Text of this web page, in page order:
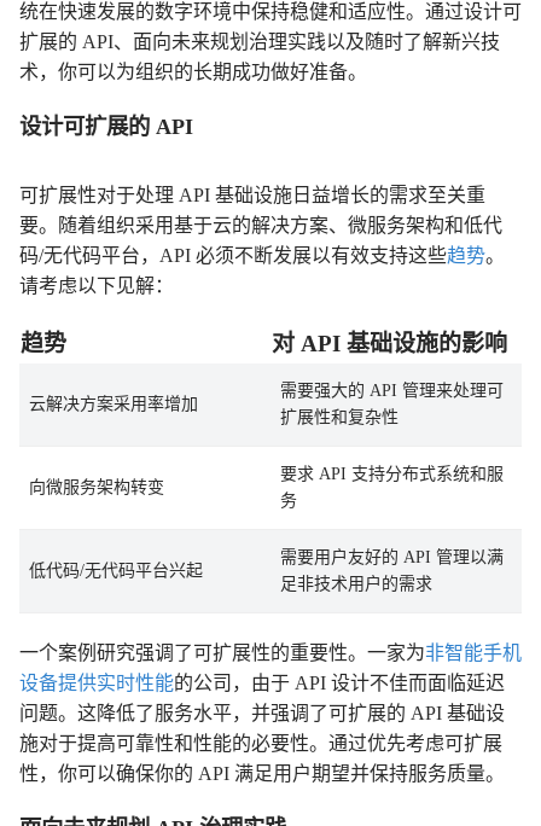
统在快速发展的数字环境中保持稳健和适应性。通过设计可
扩展的 API、面向未来规划治理实践以及随时了解新兴技
术，你可以为组织的长期成功做好准备。
设计可扩展的 API
可扩展性对于处理 API 基础设施日益增长的需求至关重
要。随着组织采用基于云的解决方案、微服务架构和低代
码/无代码平台，API 必须不断发展以有效支持这些趋势。
请考虑以下见解：
趋势 对 API 基础设施的影响
云解决方案采用率增加
需要强大的 API 管理来处理可
扩展性和复杂性
向微服务架构转变
要求 API 支持分布式系统和服
务
低代码/无代码平台兴起
需要用户友好的 API 管理以满
足非技术用户的需求
一个案例研究强调了可扩展性的重要性。一家为非智能手机
设备提供实时性能的公司，由于 API 设计不佳而面临延迟
问题。这降低了服务水平，并强调了可扩展的 API 基础设
施对于提高可靠性和性能的必要性。通过优先考虑可扩展
性，你可以确保你的 API 满足用户期望并保持服务质量。